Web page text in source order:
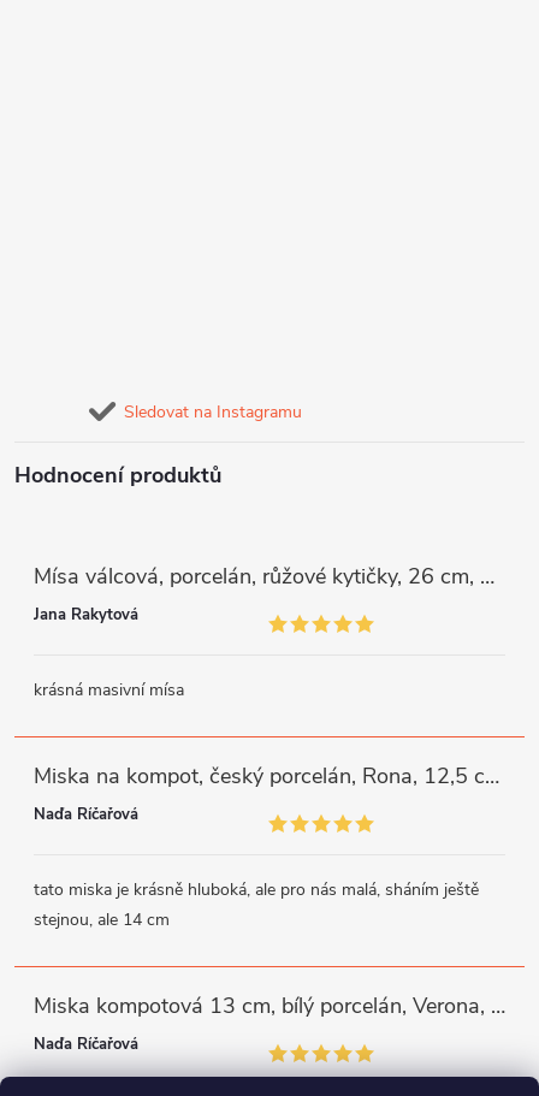
Sledovat na Instagramu
Hodnocení produktů
Mísa válcová, porcelán, růžové kytičky, 26 cm, G. Benedikt
Jana Rakytová
krásná masivní mísa
Miska na kompot, český porcelán, Rona, 12,5 cm, bílý, G. Benedikt
Naďa Říčařová
tato miska je krásně hluboká, ale pro nás malá, sháním ještě
stejnou, ale 14 cm
Miska kompotová 13 cm, bílý porcelán, Verona, G. Benedikt
Naďa Říčařová